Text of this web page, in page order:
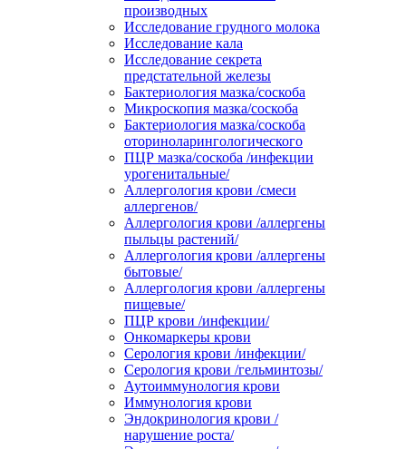
производных
Исследование грудного молока
Исследование кала
Исследование секрета
предстательной железы
Бактериология мазка/соскоба
Микроскопия мазка/соскоба
Бактериология мазка/соскоба
оториноларингологического
ПЦР мазка/соскоба /инфекции
урогенитальные/
Аллергология крови /смеси
аллергенов/
Аллергология крови /аллергены
пыльцы растений/
Аллергология крови /аллергены
бытовые/
Аллергология крови /аллергены
пищевые/
ПЦР крови /инфекции/
Онкомаркеры крови
Серология крови /инфекции/
Серология крови /гельминтозы/
Аутоиммунология крови
Иммунология крови
Эндокринология крови /
нарушение роста/